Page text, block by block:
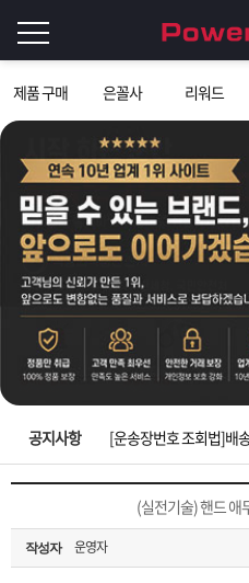
제품 구매 은꼴사 리워드
그
인
이
필
요
니
로
Q&A
파
워
맨
은?
제
품
구
매
은
꼴
사
섹
스
고
공지사항
[2026구정 연휴]설 연휴
[ios앱 오픈]아이폰 고
[무인택배함 이용 안내
(실전기술) 핸드 애
작성자 운영자